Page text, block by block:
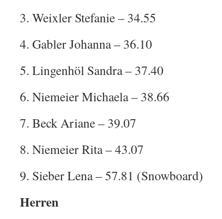
3. Weixler Stefanie – 34.55
4. Gabler Johanna – 36.10
5. Lingenhöl Sandra – 37.40
6. Niemeier Michaela – 38.66
7. Beck Ariane – 39.07
8. Niemeier Rita – 43.07
9. Sieber Lena – 57.81 (Snowboard)
Herren